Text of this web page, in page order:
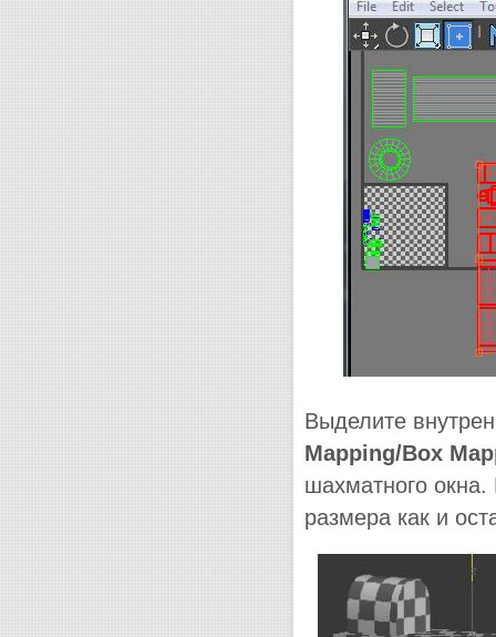
Выделите
Mapping/Box
шахматного
размера как и